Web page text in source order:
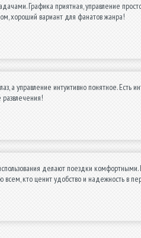
Графика приятная, управление
хороший вариант для фанатов жанра!
а управление интуитивно понятное.
делают поездки
кто ценит удобство и надежность в